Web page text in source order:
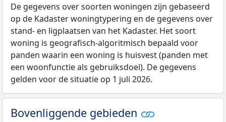
De gegevens over soorten woningen zijn gebaseerd
op de Kadaster woningtypering en de gegevens over
stand- en ligplaatsen van het Kadaster. Het soort
woning is geografisch-algoritmisch bepaald voor
panden waarin een woning is huisvest (panden met
een woonfunctie als gebruiksdoel). De gegevens
gelden voor de situatie op 1 juli 2026.
Bovenliggende gebieden